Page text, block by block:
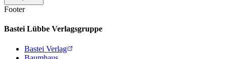
Footer
Bastei Lübbe Verlagsgruppe
Bastei Verlag